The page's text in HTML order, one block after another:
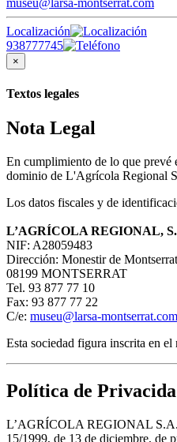
museu@larsa-montserrat.com
Localización
938777745
×
Textos legales
Nota Legal
En cumplimiento de lo que prevé
dominio de L'Agrícola Regional
Los datos fiscales y de
L’AGRÍCOLA REGIONAL,
NIF: A28059483
Dirección: Monestir de
08199 MONTSERRAT
Tel. 93 877 77 10
Fax: 93 877 77 22
C/e: museu@larsa-montserrat.com
Esta sociedad figura inscrita en
Política de
L’AGRÍCOLA REGIONAL
15/1999, de 13 de diciembre, de